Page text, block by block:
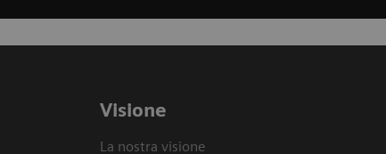
Visione
La nostra visione